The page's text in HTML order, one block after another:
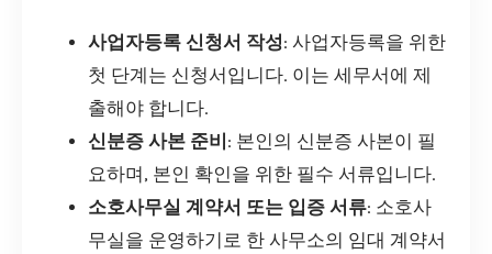
사업자등록 신청서 작성: 사업자등록을 위한
첫 단계는 신청서입니다. 이는 세무서에 제
출해야 합니다.
신분증 사본 준비 : 본인의 신분증 사본이 필
요하며, 본인 확인을 위한 필수 서류입니다.
소호사무실 계약서 또는 입증 서류: 소호사
무실을 운영하기로 한 사무소의 임대 계약서